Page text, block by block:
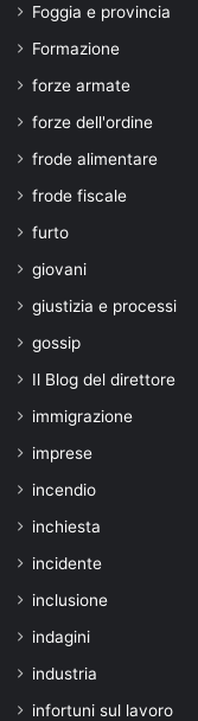
Foggia e provincia
Formazione
forze armate
forze dell'ordine
frode alimentare
frode fiscale
furto
giovani
giustizia e processi
gossip
Il Blog del direttore
immigrazione
imprese
incendio
inchiesta
incidente
inclusione
indagini
industria
infortuni sul lavoro